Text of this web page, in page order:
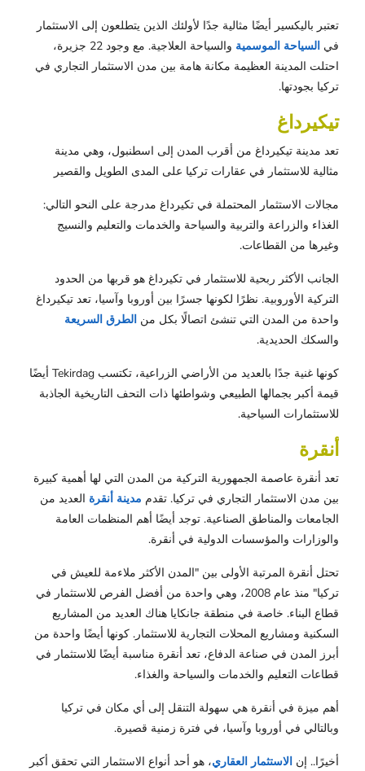
تعتبر باليكسير أيضًا مثالية جدًا لأولئك الذين يتطلعون إلى الاستثمار
في السياحة الموسمية
والسياحة العلاجية. مع وجود 22 جزيرة،
احتلت المدينة العظيمة مكانة هامة بين مدن الاستثمار التجاري في
تركيا بجودتها.
تيكيرداغ
تعد مدينة تيكيرداغ من أقرب المدن إلى اسطنبول، وهي مدينة
مثالية للاستثمار في عقارات تركيا على المدى الطويل والقصير
مجالات الاستثمار المحتملة في تكيرداغ مدرجة على النحو التالي:
الغذاء والزراعة والتربية والسياحة والخدمات والتعليم والنسيج
وغيرها من القطاعات.
الجانب الأكثر ربحية للاستثمار في تكيرداغ هو قربها من الحدود
التركية الأوروبية. نظرًا لكونها جسرًا بين أوروبا وآسيا، تعد تيكيرداغ
واحدة من المدن التي تنشئ اتصالًا بكل من الطرق السريعة
والسكك الحديدية.
كونها غنية جدًا بالعديد من الأراضي الزراعية، تكتسب Tekirdag أيضًا
قيمة أكبر بجمالها الطبيعي وشواطئها ذات التحف التاريخية الجاذبة
للاستثمارات السياحية.
أنقرة
تعد أنقرة عاصمة الجمهورية التركية من المدن التي لها أهمية كبيرة
بين مدن الاستثمار التجاري في تركيا. تقدم مدينة أنقرة العديد من
الجامعات والمناطق الصناعية. توجد أيضًا أهم المنظمات العامة
والوزارات والمؤسسات الدولية في أنقرة.
تحتل أنقرة المرتبة الأولى بين "المدن الأكثر ملاءمة للعيش في
تركيا" منذ عام 2008، وهي واحدة من أفضل الفرص للاستثمار في
قطاع البناء. خاصة في منطقة جانكايا هناك العديد من المشاريع
السكنية ومشاريع المحلات التجارية للاستثمار. كونها أيضًا واحدة من
أبرز المدن في صناعة الدفاع، تعد أنقرة مناسبة أيضًا للاستثمار في
قطاعات التعليم والخدمات والسياحة والغذاء.
أهم ميزة في أنقرة هي سهولة التنقل إلى أي مكان في تركيا
وبالتالي في أوروبا وآسيا، في فترة زمنية قصيرة.
أخيرًا.. إن الاستثمار العقاري، هو أحد أنواع الاستثمار التي تحقق أكبر